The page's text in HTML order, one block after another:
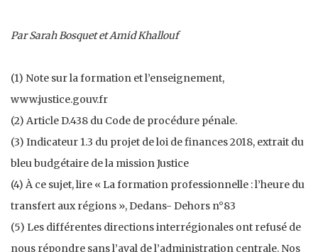
Par Sarah Bosquet et Amid Khallouf
(1) Note sur la formation et l’enseignement,
www.justice.gouv.fr
(2) Article D.438 du Code de procédure pénale.
(3) Indicateur 1.3 du projet de loi de finances 2018, extrait du
bleu budgétaire de la mission Justice
(4) À ce sujet, lire « La formation professionnelle : l’heure du
transfert aux régions », Dedans- Dehors n°83
(5) Les différentes directions interrégionales ont refusé de
nous répondre sans l’aval de l’administration centrale. Nos